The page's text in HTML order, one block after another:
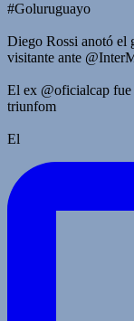
#Goluruguayo
Diego Rossi anotó el
visitante ante
El ex @oficialcap fue
triunfom
El